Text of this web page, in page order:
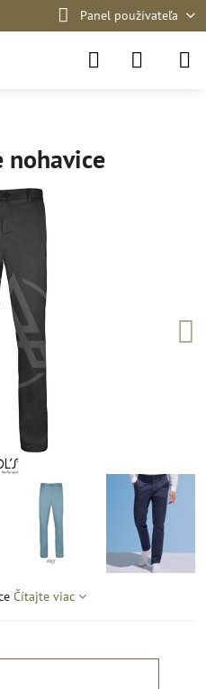
Panel používateľa
nohavice
Čítajte viac